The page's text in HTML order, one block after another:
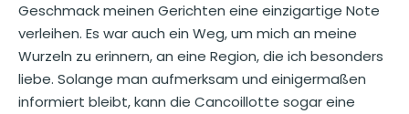
Geschmack meinen Gerichten eine einzigartige Note
verleihen. Es war auch ein Weg, um mich an meine
Wurzeln zu erinnern, an eine Region, die ich besonders
liebe. Solange man aufmerksam und einigermaßen
informiert bleibt, kann die Cancoillotte sogar eine